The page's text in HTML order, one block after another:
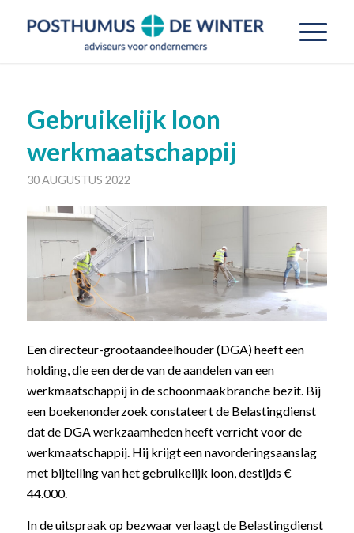
Gebruikelijk loon
werkmaatschappij
30 AUGUSTUS 2022
Een directeur-grootaandeelhouder (DGA) heeft een
holding, die een derde van de aandelen van een
werkmaatschappij in de schoonmaakbranche bezit. Bij
een boekenonderzoek constateert de Belastingdienst
dat de DGA werkzaamheden heeft verricht voor de
werkmaatschappij. Hij krijgt een navorderingsaanslag
met bijtelling van het gebruikelijk loon, destijds €
44.000.
In de uitspraak op bezwaar verlaagt de Belastingdienst